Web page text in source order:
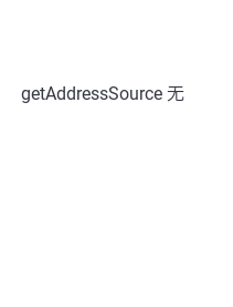
getAddressSource 无